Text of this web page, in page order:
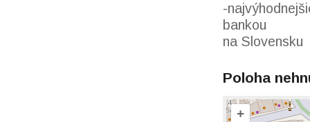
-
bankou
na Slovensku
Poloha
+